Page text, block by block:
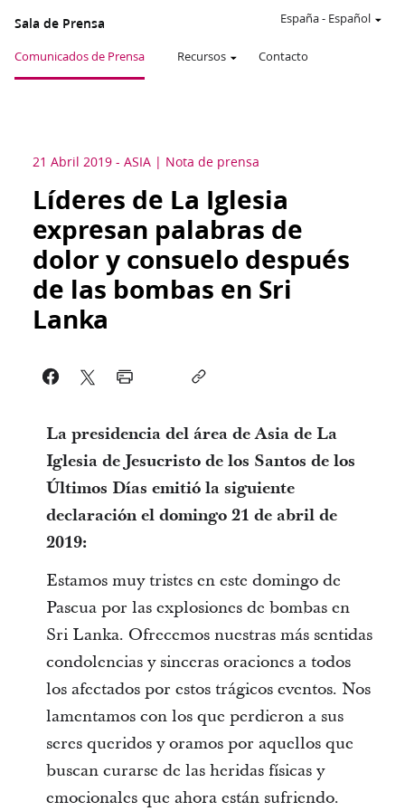
Sala de Prensa
Comunicados de Prensa Recursos Contacto
España- Español
21 Abril 2019 - ASIA Nota de prensa
Líderes de La Iglesia
expresan palabras de
dolor y consuelo después
de las bombas en Sri
Lanka
La presidencia del área de Asia de La
Iglesia de Jesucristo de los Santos de los
Últimos Días emitió la siguiente
declaración el domingo 21 de abril de
2019:
Estamos muy tristes en este domingo de
Pascua por las explosiones de bombas en
Sri Lanka. Ofrecemos nuestras más sentidas
condolencias y sinceras oraciones a todos
los afectados por estos trágicos eventos. Nos
lamentamos con los que perdieron a sus
seres queridos y oramos por aquellos que
buscan curarse de las heridas físicas y
emocionales que ahora están sufriendo.